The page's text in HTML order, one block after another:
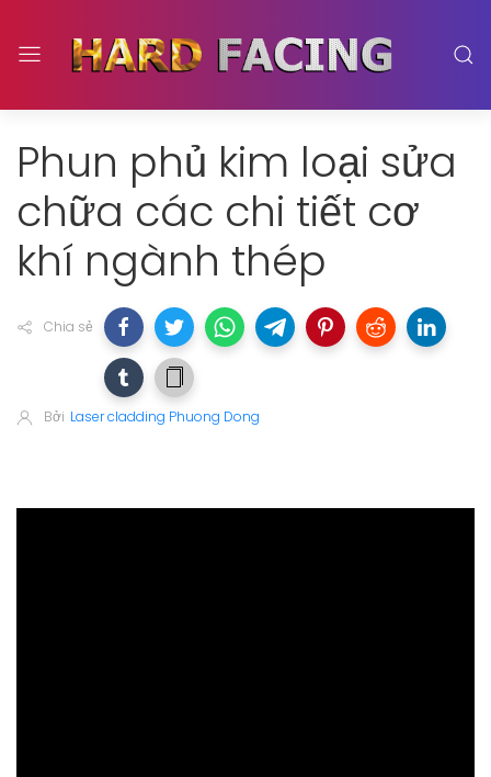
Phun phủ kim loại sửa
chữa các chi tiết cơ
khí ngành thép
Chia sẻ
Bởi Laser cladding Phuong Dong